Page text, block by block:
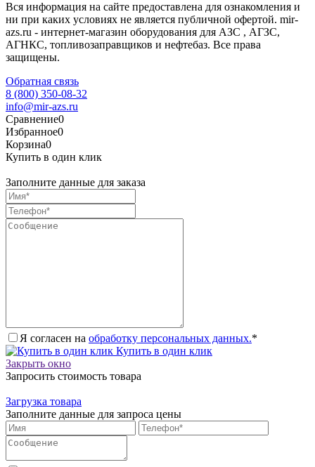
Вся информация на сайте предоставлена для ознакомления и
ни при каких условиях не является публичной офертой. mir-
azs.ru - интернет-магазин оборудования для АЗС , АГЗС,
АГНКС, топливозаправщиков и нефтебаз. Все права
защищены.
Обратная связь
8 (800) 350-08-32
info@mir-azs.ru
Сравнение0
Избранное0
Корзина0
Купить в один клик
Заполните данные для заказа
Я согласен на обработку персональных данных.*
Купить в один клик
Закрыть окно
Запросить стоимость товара
Загрузка товара
Заполните данные для запроса цены